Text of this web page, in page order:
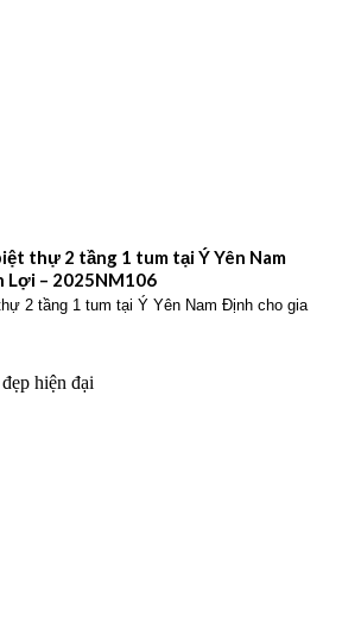
thự 2 tầng 1 tum tại Ý Yên Nam
Lợi – 2025NM106
2 tầng 1 tum tại Ý Yên Nam Định cho gia